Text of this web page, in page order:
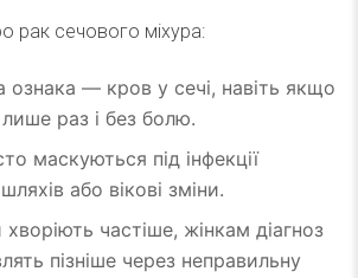
рак сечового міхура:
ознака — кров у сечі, навіть якщо
раз і без болю.
маскуються під інфекції
або вікові зміни.
частіше, жінкам діагноз
пізніше через неправильну